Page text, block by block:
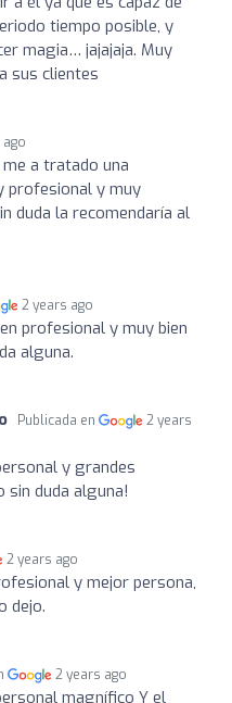
tiempo posible, y
magia… jajajaja. Muy
sus clientes
a tratado una
profesional y muy
duda la recomendaría al
2 years ago
profesional y muy bien
alguna.
Publicada en
2 years
y grandes
sin duda alguna!
2 years ago
y mejor persona,
dejo.
2 years ago
magnífico Y el